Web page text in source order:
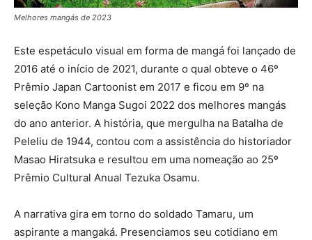
Melhores mangás de 2023
Este espetáculo visual em forma de mangá foi lançado de
2016 até o início de 2021, durante o qual obteve o 46º
Prêmio Japan Cartoonist em 2017 e ficou em 9º na
seleção Kono Manga Sugoi 2022 dos melhores mangás
do ano anterior. A história, que mergulha na Batalha de
Peleliu de 1944, contou com a assistência do historiador
Masao Hiratsuka e resultou em uma nomeação ao 25º
Prêmio Cultural Anual Tezuka Osamu.
A narrativa gira em torno do soldado Tamaru, um
aspirante a mangaká. Presenciamos seu cotidiano em